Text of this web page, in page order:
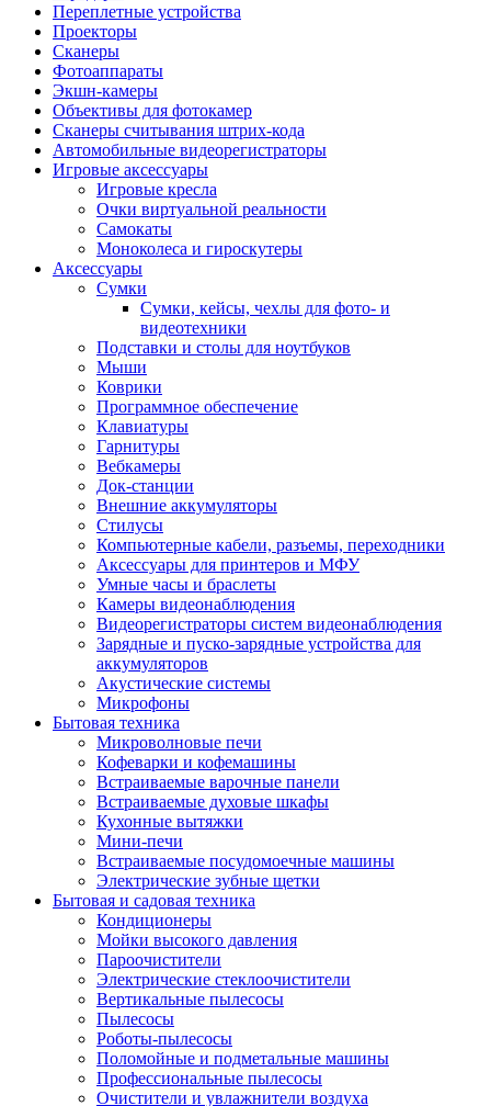
Переплетные устройства
Проекторы
Сканеры
Фотоаппараты
Экшн-камеры
Объективы для фотокамер
Сканеры считывания штрих-кода
Автомобильные видеорегистраторы
Игровые аксессуары
Игровые кресла
Очки виртуальной реальности
Самокаты
Моноколеса и гироскутеры
Аксессуары
Сумки
Сумки, кейсы, чехлы для фото- и
видеотехники
Подставки и столы для ноутбуков
Мыши
Коврики
Программное обеспечение
Клавиатуры
Гарнитуры
Вебкамеры
Док-станции
Внешние аккумуляторы
Стилусы
Компьютерные кабели, разъемы, переходники
Аксессуары для принтеров и МФУ
Умные часы и браслеты
Камеры видеонаблюдения
Видеорегистраторы систем видеонаблюдения
Зарядные и пуско-зарядные устройства для
аккумуляторов
Акустические системы
Микрофоны
Бытовая техника
Микроволновые печи
Кофеварки и кофемашины
Встраиваемые варочные панели
Встраиваемые духовые шкафы
Кухонные вытяжки
Мини-печи
Встраиваемые посудомоечные машины
Электрические зубные щетки
Бытовая и садовая техника
Кондиционеры
Мойки высокого давления
Пароочистители
Электрические стеклоочистители
Вертикальные пылесосы
Пылесосы
Роботы-пылесосы
Поломойные и подметальные машины
Профессиональные пылесосы
Очистители и увлажнители воздуха